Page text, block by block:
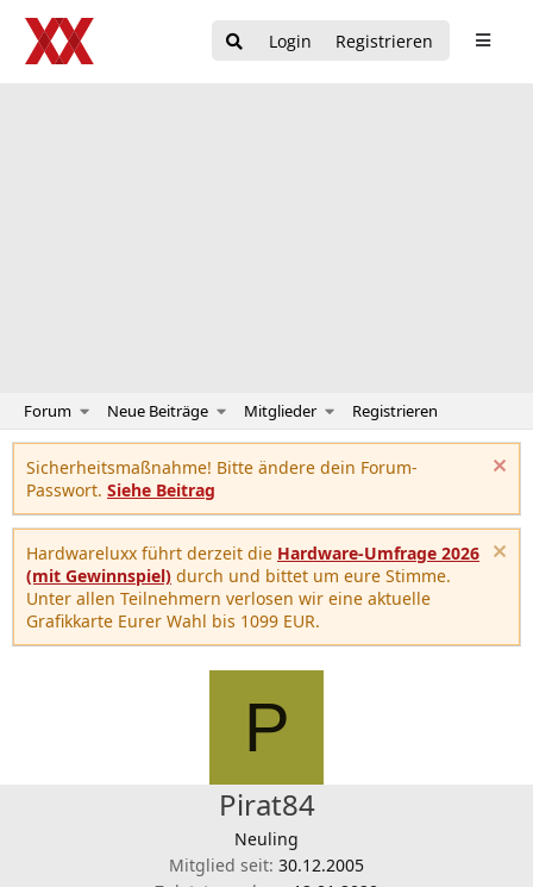
Login Registrieren
Forum Neue Beiträge Mitglieder Registrieren
Sicherheitsmaßnahme! Bitte ändere dein Forum-
Passwort. Siehe Beitrag
Hardwareluxx führt derzeit die Hardware-Umfrage 2026
(mit Gewinnspiel) durch und bittet um eure Stimme.
Unter allen Teilnehmern verlosen wir eine aktuelle
Grafikkarte Eurer Wahl bis 1099 EUR.
P
Pirat84
Neuling
Mitglied seit 30.12.2005